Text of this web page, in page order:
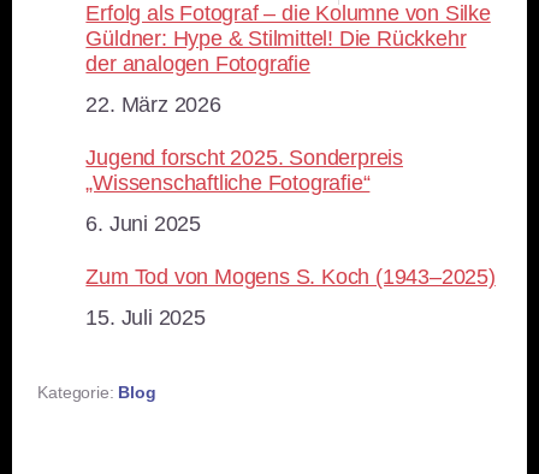
Erfolg als Fotograf – die Kolumne von Silke
Güldner: Hype & Stilmittel! Die Rückkehr
der analogen Fotografie
Datum
22. März 2026
Jugend forscht 2025. Sonderpreis
„Wissenschaftliche Fotografie“
Datum
6. Juni 2025
Zum Tod von Mogens S. Koch (1943–2025)
Datum
15. Juli 2025
Kategorie: Blog